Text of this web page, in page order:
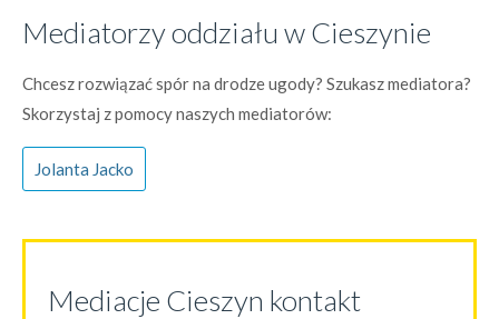
Mediatorzy oddziału w Cieszynie
Chcesz rozwiązać spór na drodze ugody? Szukasz mediatora?
Skorzystaj z pomocy naszych mediatorów:
Jolanta Jacko
Mediacje Cieszyn kontakt